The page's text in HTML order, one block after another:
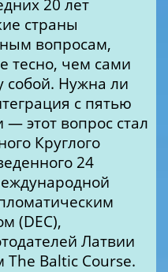
20 лет
страны
вопросам,
тесно, чем сами
собой. Нужна ли
с пятью
этот вопрос стал
Круглого
24
(DEC),
Латвии
Baltic Course.